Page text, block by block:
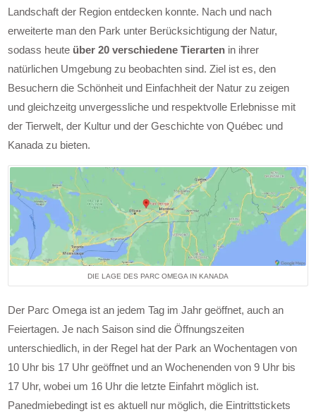
Landschaft der Region entdecken konnte. Nach und nach
erweiterte man den Park unter Berücksichtigung der Natur,
sodass heute über 20 verschiedene Tierarten in ihrer
natürlichen Umgebung zu beobachten sind. Ziel ist es, den
Besuchern die Schönheit und Einfachheit der Natur zu zeigen
und gleichzeitg unvergessliche und respektvolle Erlebnisse mit
der Tierwelt, der Kultur und der Geschichte von Québec und
Kanada zu bieten.
DIE LAGE DES PARC OMEGA IN KANADA
Der Parc Omega ist an jedem Tag im Jahr geöffnet, auch an
Feiertagen. Je nach Saison sind die Öffnungszeiten
unterschiedlich, in der Regel hat der Park an Wochentagen von
10 Uhr bis 17 Uhr geöffnet und an Wochenenden von 9 Uhr bis
17 Uhr, wobei um 16 Uhr die letzte Einfahrt möglich ist.
Panedmiebedingt ist es aktuell nur möglich, die Eintrittstickets